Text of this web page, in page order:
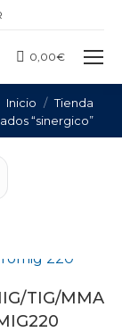
0,00€
Inicio
Tienda
“sinergico”
TIG/MMA